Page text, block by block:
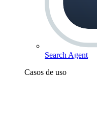
Search Agent
Casos de uso